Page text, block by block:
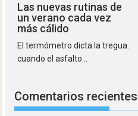
Las nuevas rutinas de
un verano cada vez
más cálido
El termómetro dicta la tregua:
cuando el asfalto...
Comentarios recientes